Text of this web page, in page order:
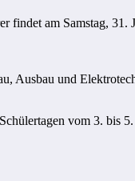
am Samstag,
Ausbau und
vom 3. bis